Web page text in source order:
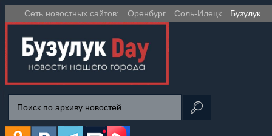
Сеть новостных сайтов: Оренбург Соль-Илецк Бузулук